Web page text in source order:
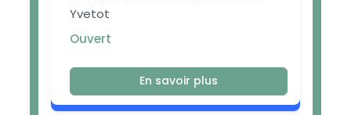
Yvetot
Ouvert
En savoir plus